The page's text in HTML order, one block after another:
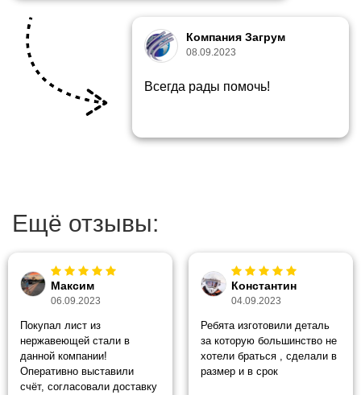
Компания Загрум
08.09.2023
Всегда рады помочь!
Ещё отзывы:
Максим
06.09.2023
Покупал лист из
нержавеющей стали в
данной компании!
Оперативно выставили
счёт, согласовали доставку
Константин
04.09.2023
Ребята изготовили деталь
за которую большинство не
хотели браться , сделали в
размер и в срок